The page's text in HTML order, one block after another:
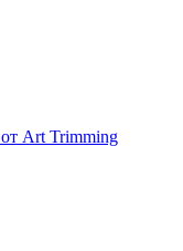
Art Trimming